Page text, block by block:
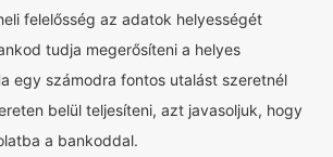
felelősség az adatok helyességét
tudja megerősíteni a helyes
egy számodra fontos utalást szeretnél
belül teljesíteni, azt javasoljuk, hogy
a bankoddal.